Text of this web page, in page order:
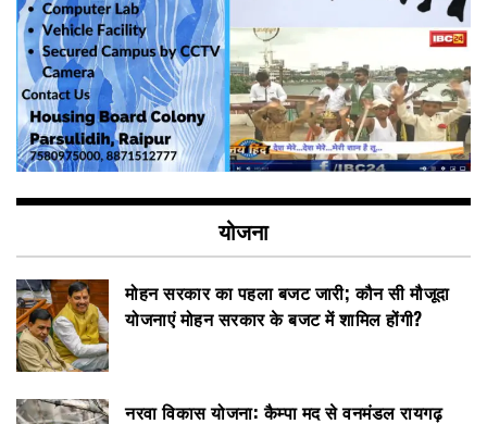
योजना
मोहन सरकार का पहला बजट जारी; कौन सी मौजूदा
योजनाएं मोहन सरकार के बजट में शामिल होंगी?
नरवा विकास योजना: कैम्पा मद से वनमंडल रायगढ़